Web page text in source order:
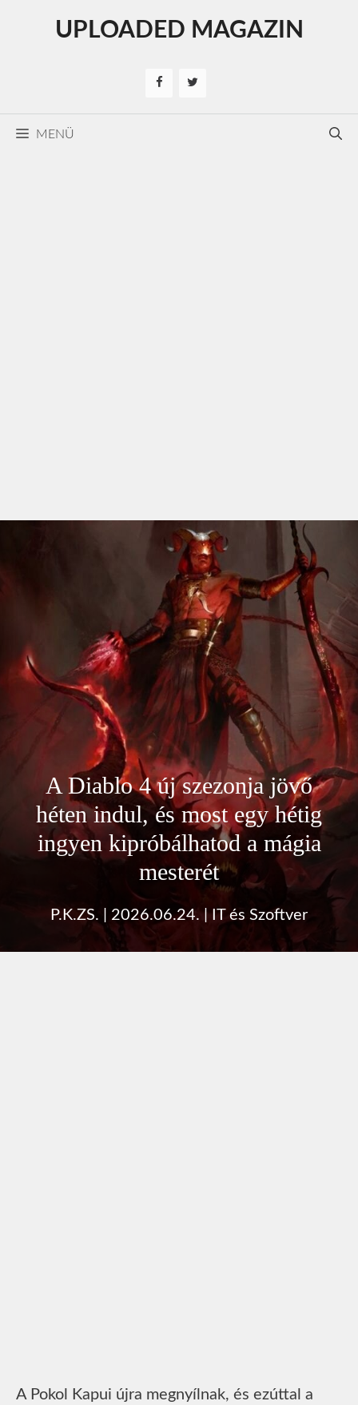
UPLOADED MAGAZIN
MENÜ
A Diablo 4 új szezonja jövő
héten indul, és most egy hétig
ingyen kipróbálhatod a mágia
mesterét
P.K.ZS. 2026.06.24. | IT és Szoftver
A Pokol Kapui újra megnyílnak, és ezúttal a